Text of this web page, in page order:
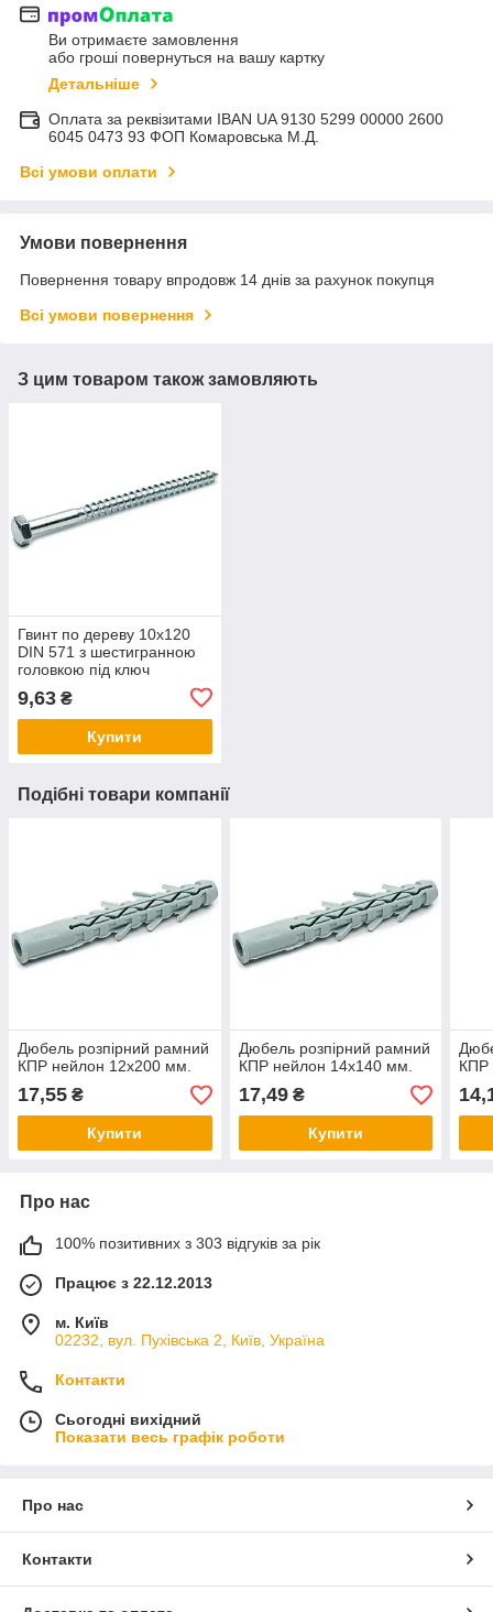
Ви отримаєте замовлення
або гроші повернуться на вашу картку
Детальніше
Оплата за реквізитами IBAN UA 9130 5299 00000 2600
6045 0473 93 ФОП Комаровська М.Д.
Всі умови оплати
Умови повернення
Повернення товару впродовж 14 днів за рахунок покупця
Всі умови повернення
З цим товаром також замовляють
Гвинт по дереву 10х120
DIN 571 з шестигранною
головкою під ключ
9,63 ₴
Купити
Подібні товари компанії
Дюбель розпірний рамний
КПР нейлон 12х200 мм.
17,55 ₴
Купити
Дюбель розпірний рамний
КПР нейлон 14х140 мм.
17,49₴
Купити
КПР
Про нас
100% позитивних з 303 відгуків за рік
Працює з 22.12.2013
м. Київ
02232, вул. Пухівська 2, Київ, Україна
Контакти
Сьогодні вихідний
Показати весь графік роботи
Про нас
Контакти